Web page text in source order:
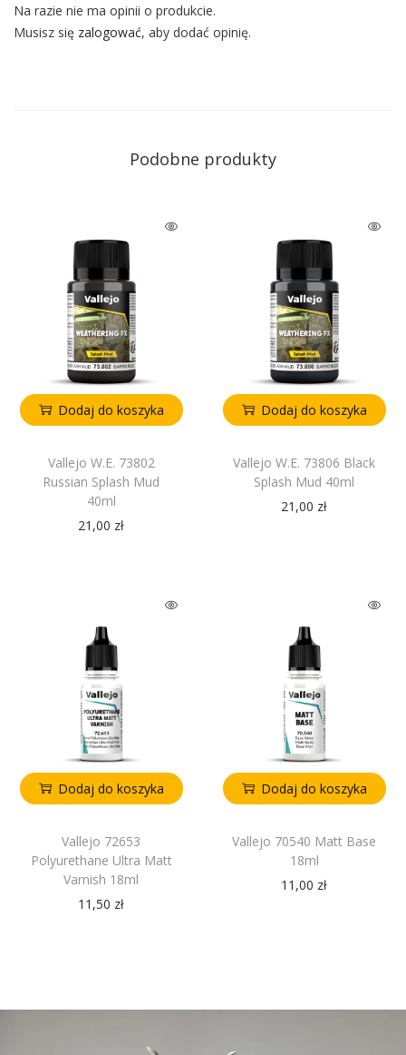
Na razie nie ma opinii o produkcie.
Musisz się zalogować, aby dodać opinię.
Podobne produkty
Dodaj do koszyka
Vallejo W.E. 73802
Russian Splash Mud
40ml
21,00 zł
Dodaj do koszyka
Vallejo W.E. 73806 Black
Splash Mud 40ml
21,00 zł
Dodaj do koszyka
Vallejo 72653
Polyurethane Ultra Matt
Varnish 18ml
11,50 zł
Dodaj do koszyka
Vallejo 70540 Matt Base
18ml
11,00 zł